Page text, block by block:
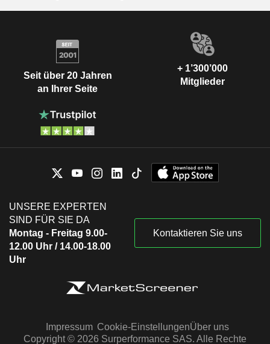
Seit über 20 Jahren
an Ihrer Seite
+ 1’300’000
Mitglieder
UNSERE EXPERTEN
SIND FÜR SIE DA
Montag - Freitag 9.00-
12.00 Uhr / 14.00-18.00
Uhr
Kontaktieren Sie uns
Impressum Cookie-EinstellungenÜber uns
Copyright © 2026 Surperformance SAS. Alle Rechte